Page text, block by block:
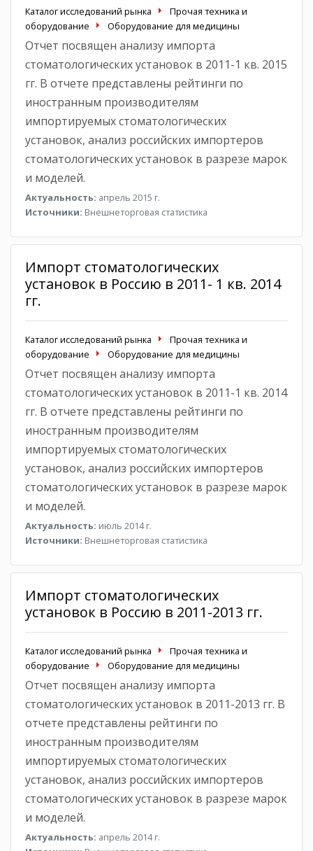
Каталог исследований рынка
Прочая техника и
оборудование
Оборудование для медицины
Отчет посвящен анализу импорта
стоматологических установок в 2011-1 кв. 2015
гг. В отчете представлены рейтинги по
иностранным производителям
импортируемых стоматологических
установок, анализ российских импортеров
стоматологических установок в разрезе марок
и моделей.
Актуальность: апрель 2015 г.
Источники: Внешнеторговая статистика
Импорт стоматологических
установок в Россию в 2011- 1 кв. 2014
гг.
Каталог исследований рынка
Прочая техника и
оборудование
Оборудование для медицины
Отчет посвящен анализу импорта
стоматологических установок в 2011-1 кв. 2014
гг. В отчете представлены рейтинги по
иностранным производителям
импортируемых стоматологических
установок, анализ российских импортеров
стоматологических установок в разрезе марок
и моделей.
Актуальность: июль 2014 г.
Источники: Внешнеторговая статистика
Импорт стоматологических
установок в Россию в 2011-2013 гг.
Каталог исследований рынка
Прочая техника и
оборудование
Оборудование для медицины
Отчет посвящен анализу импорта
стоматологических установок в 2011-2013 гг. В
отчете представлены рейтинги по
иностранным производителям
импортируемых стоматологических
установок, анализ российских импортеров
стоматологических установок в разрезе марок
и моделей.
Актуальность: апрель 2014 г.